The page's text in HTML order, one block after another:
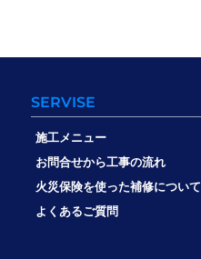
SERVISE
施工メニュー
お問合せから工事の流れ
火災保険を使った補修について
よくあるご質問